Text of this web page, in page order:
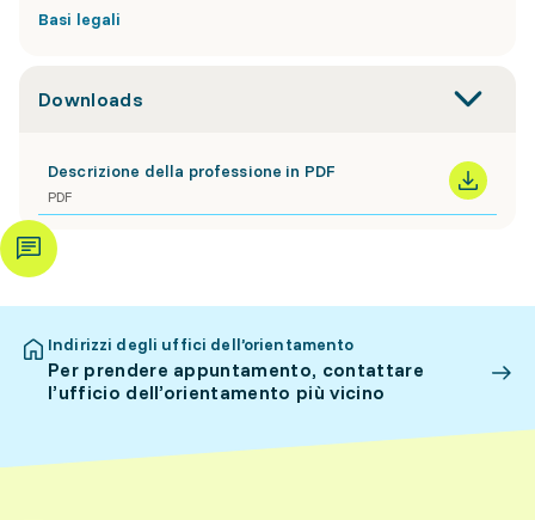
Basi legali
Downloads
Descrizione della professione in PDF
PDF
Indirizzi degli uffici dell’orientamento
Per prendere appuntamento, contattare
l’ufficio dell’orientamento più vicino